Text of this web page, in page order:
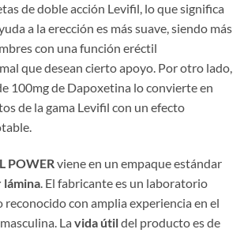
de doble acción Levifil, lo que significa
a la erección es más suave, siendo más
con una función eréctil
que desean cierto apoyo. Por otro lado,
100mg de Dapoxetina lo convierte en
de la gama Levifil con un efecto
POWER​ viene en un empaque estándar
lámina. El fabricante es un laboratorio
con amplia experiencia en el
La vida útil​ del producto es de ​